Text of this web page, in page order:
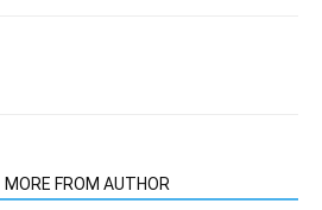
MORE FROM AUTHOR